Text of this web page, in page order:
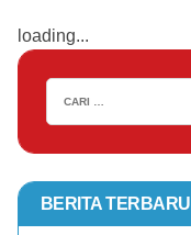
loading...
BERITA TERBARU